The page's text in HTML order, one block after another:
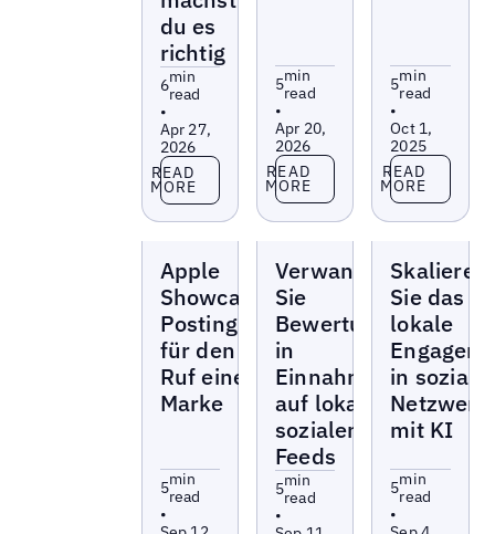
du es
richtig
6min
read
•
Apr 27,
2026
Read more
READ
MORE
5min
read
•
Apr 20,
2026
Read more
READ
MORE
5min
read
•
Oct 1,
2025
Read more
READ
MORE
Apple
Showcase-
Posting
für den
Ruf einer
Marke
5min
read
•
Verwandeln
Sie
Bewertungen
in
Einnahmen
auf lokalen
sozialen
Feeds
5min
read
•
Skalieren
Sie das
lokale
in
mit KI
5min
read
•